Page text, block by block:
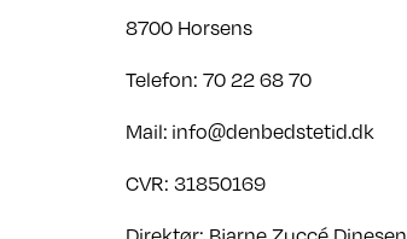
8700 Horsens
Telefon: 70 22 68 70
Mail: info@denbedstetid.dk
CVR: 31850169 ​